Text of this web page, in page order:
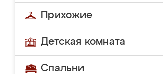
Прихожие
Детская комната
Спальни